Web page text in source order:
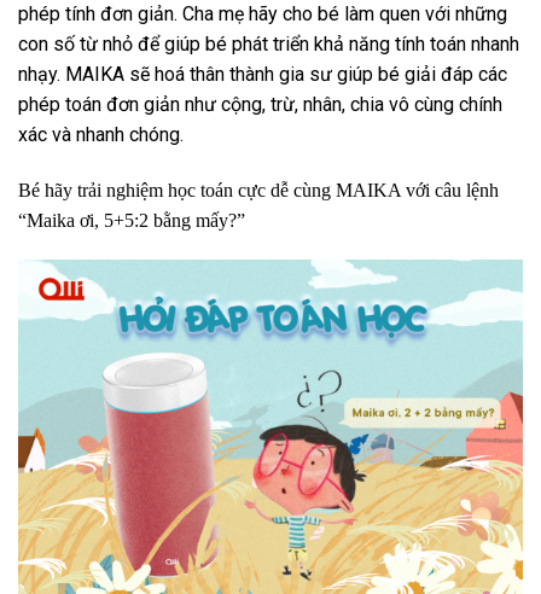
phép tính đơn giản. Cha mẹ hãy cho bé làm quen với những
con số từ nhỏ để giúp bé phát triển khả năng tính toán nhanh
nhạy. MAIKA sẽ hoá thân thành gia sư giúp bé giải đáp các
phép toán đơn giản như cộng, trừ, nhân, chia vô cùng chính
xác và nhanh chóng.
Bé hãy trải nghiệm học toán cực dễ cùng MAIKA với câu lệnh
“Maika ơi, 5+5:2 bằng mấy?”